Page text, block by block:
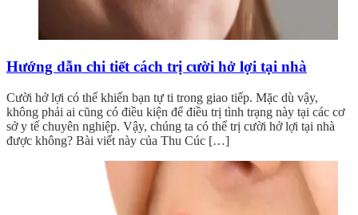
Hướng dẫn chi tiết cách trị cười hở lợi tại nhà
Cười hở lợi có thể khiến bạn tự ti trong giao tiếp. Mặc dù vậy,
không phải ai cũng có điều kiện để điều trị tình trạng này tại các cơ
sở y tế chuyên nghiệp. Vậy, chúng ta có thể trị cười hở lợi tại nhà
được không? Bài viết này của Thu Cúc […]